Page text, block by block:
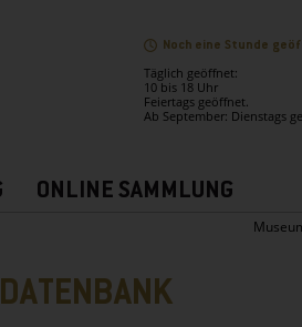
Noch eine Stunde
Täglich geöffnet:
10 bis 18 Uhr
Feiertags geöffnet.
Ab September: Dienstags
ONLINE SAMMLUNG